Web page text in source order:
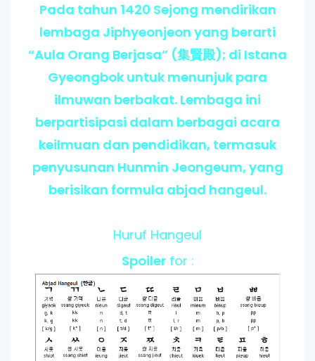
Pada tahun 1420 Sejong mendirikan
lembaga Jiphyeonjeon yang berarti
“Aula Orang Berjasa” (集賢殿); di Istana
Gyeongbok untuk menunjuk para
ilmuwan berbakat. Lembaga ini
berpartisipasi dalam berbagai acara
keilmuan dan pendidikan, termasuk
penyusunan Hunmin Jeongeum, yang
berisikan formula abjad hangeul.
Huruf Hangeul
Spoilerfor :